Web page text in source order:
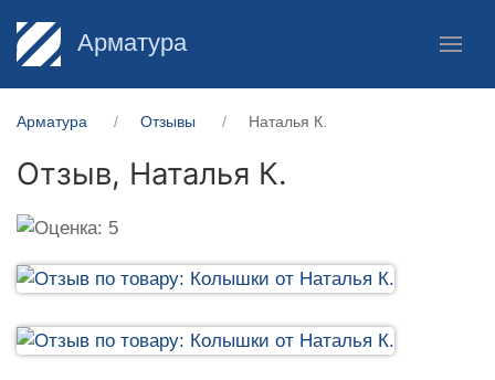
Арматура
Арматура Отзывы Наталья К.
Отзыв, Наталья К.